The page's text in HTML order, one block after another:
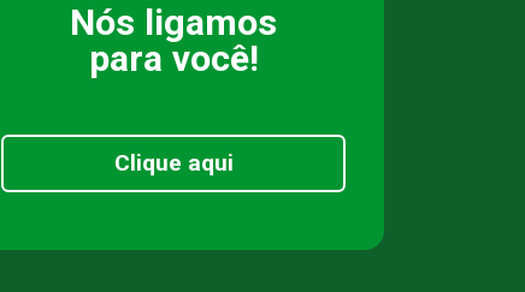
Nós ligamos
para você!
Clique aqui